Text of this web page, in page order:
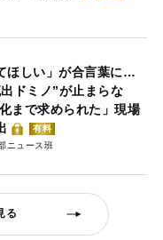
ほしい」が合言葉に…
ドミノ”が止まらな
で求められた」現場
有料
ニュース班
る